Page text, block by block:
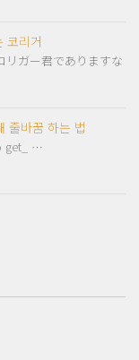
코리거
リガー君でありますな
줄바꿈 하는 법
get_ …